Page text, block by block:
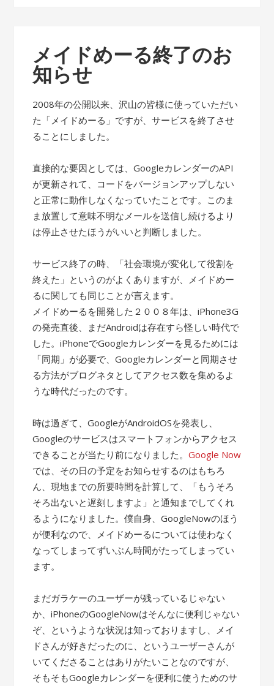
メイドめーる終了のお
知らせ
2008年の公開以来、沢山の皆様に使っていただい
た「メイドめーる」ですが、サービスを終了させ
ることにしました。
直接的な要因としては、GoogleカレンダーのAPI
が更新されて、コードをバージョンアップしない
と正常に動作しなくなっていたことです。このま
ま放置して意味不明なメールを送信し続けるより
は停止させたほうがいいと判断しました。
サービス終了の時、「社会環境が変化して役割を
終えた」というのがよくありますが、メイドめー
るに関しても同じことが言えます。
メイドめーるを開発した２００８年は、iPhone3G
の発売直後、まだAndroidは存在すら怪しい時代で
した。iPhoneでGoogleカレンダーを見るためには
「同期」が必要で、Googleカレンダーと同期させ
る方法がブログネタとしてアクセス数を集めるよ
うな時代だったのです。
時は過ぎて、GoogleがAndroidOSを発表し、
Googleのサービスはスマートフォンからアクセス
できることが当たり前になりました。Google Now
では、その日の予定をお知らせするのはもちろ
ん、現地までの所要時間を計算して、「もうそろ
そろ出ないと遅刻しますよ」と通知までしてくれ
るようになりました。僕自身、GoogleNowのほう
が便利なので、メイドめーるについては使わなく
なってしまってずいぶん時間がたってしまってい
ます。
まだガラケーのユーザーが残っているじゃない
か、iPhoneのGoogleNowはそんなに便利じゃない
ぞ、というような状況は知っておりますし、メイ
ドさんが好きだったのに、というユーザーさんが
いてくださることはありがたいことなのですが、
そもそもGoogleカレンダーを便利に使うためのサ